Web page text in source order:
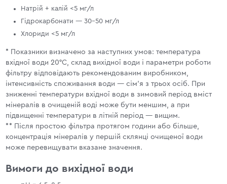
Натрій + калій <5 мг/л
Гідрокарбонати — 30–50 мг/л
Хлориди <5 мг/л
* Показники визначено за наступних умов: температура
вхідної води 20°С, склад вихідної води і параметри роботи
фільтру відповідають рекомендованим виробником,
інтенсивність споживання води — сім’я з трьох осіб. При
зниженні температури вхідної води в зимовий період вміст
мінералів в очищеній воді може бути меншим, а при
підвищенні температури в літній період — вищим.
** Після простою фільтра протягом години або більше,
концентрація мінералів у першій склянці очищеної води
може перевищувати вказане значення.
Вимоги до вихідної води